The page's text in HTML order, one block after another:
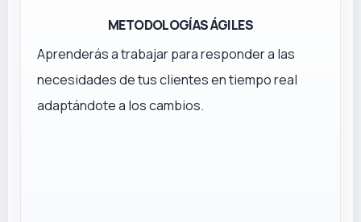
METODOLOGÍAS ÁGILES
Aprenderás a trabajar para responder a las
necesidades de tus clientes en tiempo real
adaptándote a los cambios.